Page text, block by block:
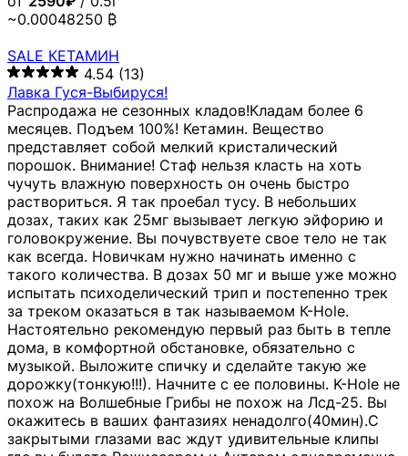
~0.00048250 ₿
SALE КЕТАМИН
4.54 (13)
Лавка Гуся-Выбируся!
Распродажа не сезонных кладов!Кладам более 6
месяцев. Подъем 100%! Кетамин. Вещество
представляет собой мелкий кристалический
порошок. Внимание! Стаф нельзя класть на хоть
чучуть влажную поверхность он очень быстро
раствориться. Я так проебал тусу. В небольших
дозах, таких как 25мг вызывает легкую эйфорию и
головокружение. Вы почувствуете свое тело не так
как всегда. Новичкам нужно начинать именно с
такого количества. В дозах 50 мг и выше уже можно
испытать психоделический трип и постепенно трек
за треком оказаться в так называемом К-Hole.
Настоятельно рекомендую первый раз быть в тепле
дома, в комфортной обстановке, обязательно с
музыкой. Выложите спичку и сделайте такую же
дорожку(тонкую!!!). Начните с ее половины. K-Hole не
похож на Волшебные Грибы не похож на Лсд-25. Вы
окажитесь в ваших фантазиях ненадолго(40мин).С
закрытыми глазами вас ждут удивительные клипы